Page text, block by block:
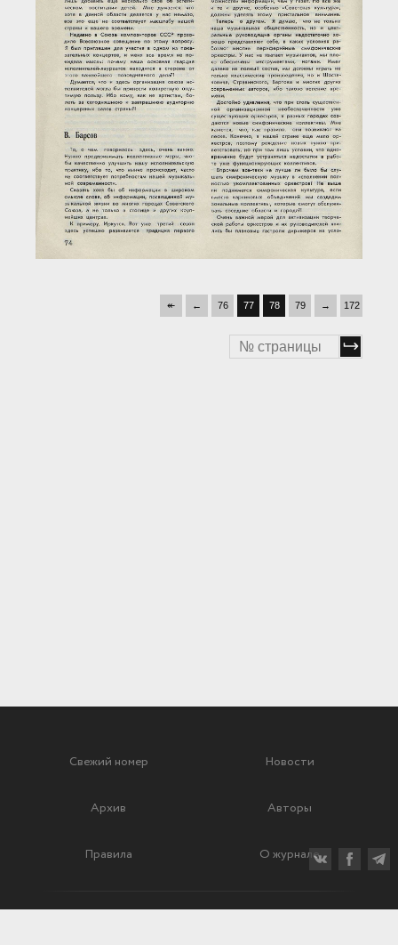
Загрузка...
↞ ← 76 77 78 79 → 172
Свежий номер Новости
Архив Авторы
Правила О журнале